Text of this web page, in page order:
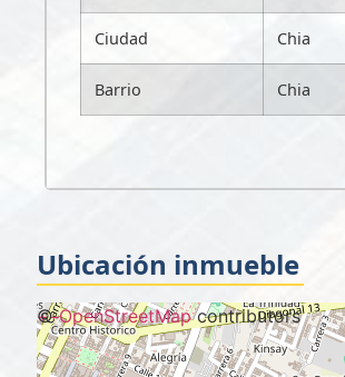
Ciudad Chia
Barrio Chia
Ubicación inmueble
+−
©OpenStreetMapcontributors